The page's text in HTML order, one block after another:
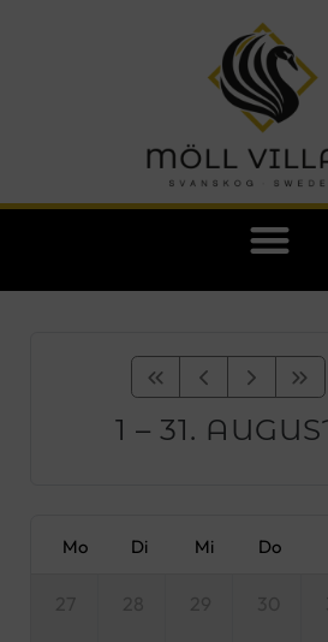
1 – 31.
Mo Di Mi Do